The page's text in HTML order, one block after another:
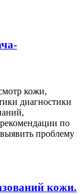
кожи,
диагностики
по
проблему
кожи.